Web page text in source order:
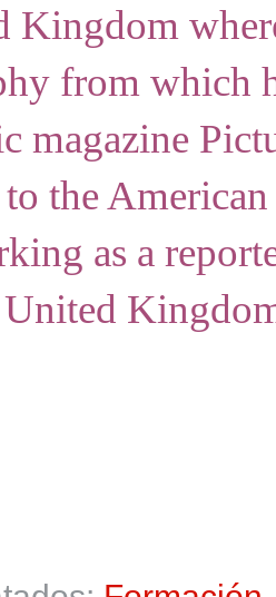
Kingdom
from which
magazine
the
as a